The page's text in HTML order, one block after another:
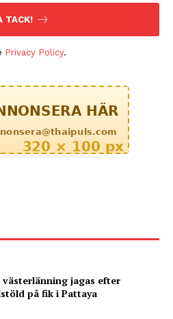
TACK!
Privacy Policy.
västerlänning jagas efter
på fik i Pattaya